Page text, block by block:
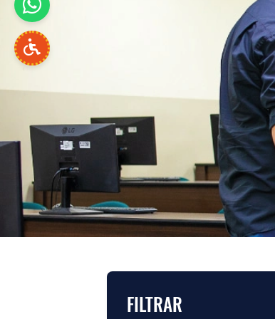
FILTRAR